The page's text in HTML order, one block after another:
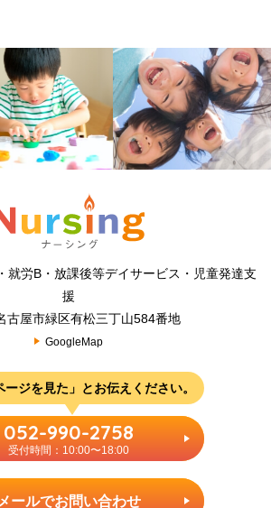
就労B・放課後等デイサービス・児童発達支
援
古屋市緑区有松三丁山584番地
GoogleMap
ージを見た」とお伝えください。
052-990-2758
受付時間：10:00〜18:00
メールでお問い合わせ